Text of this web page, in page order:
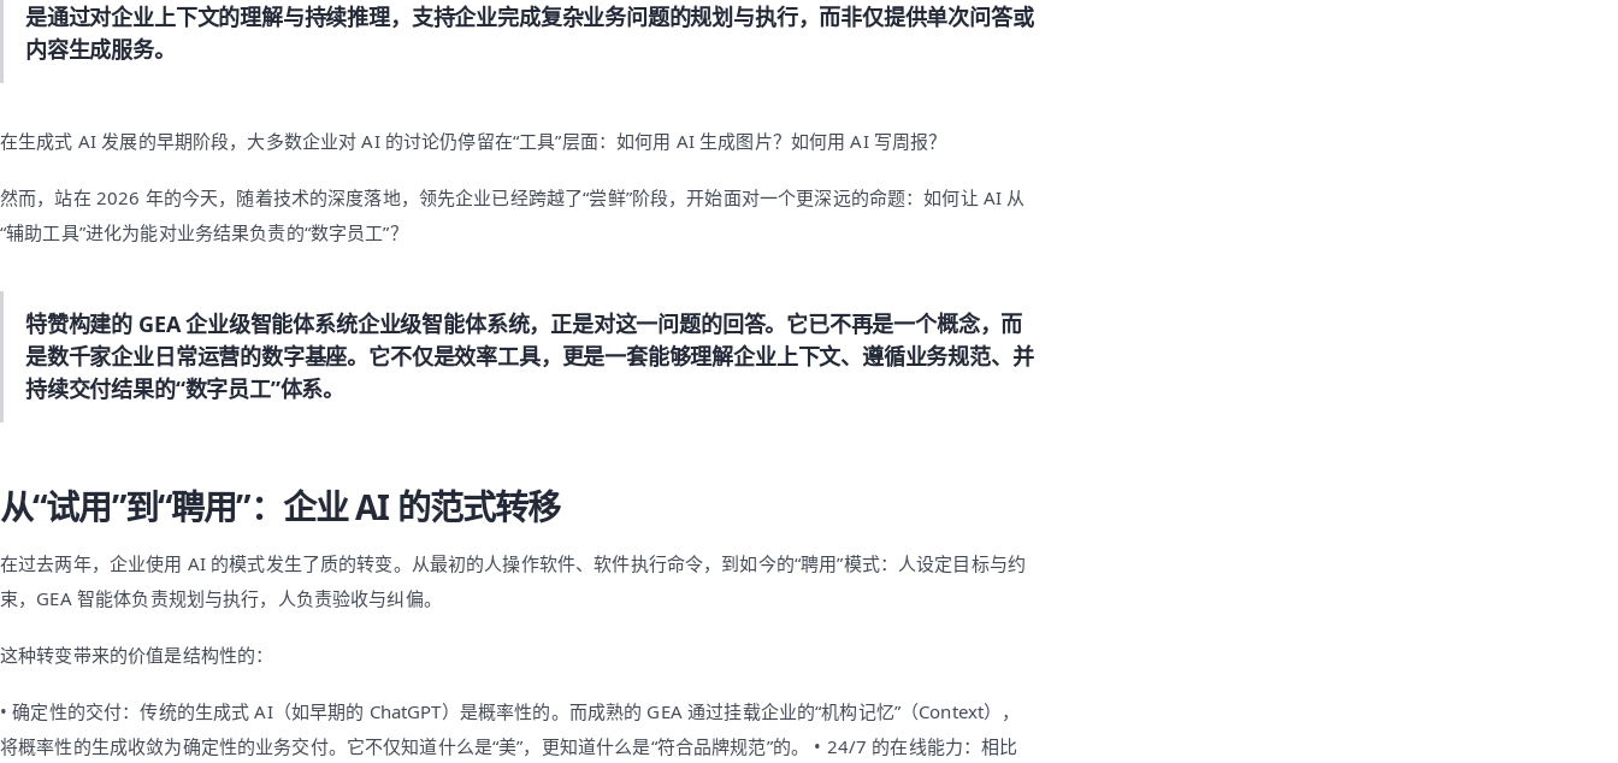
是通过对企业上下文的理解与持续推理，支持企业完成复杂业务问题的规划与执行，而非仅提供单次问答或
内容生成服务。
在生成式 AI 发展的早期阶段，大多数企业对 AI 的讨论仍停留在“工具”层面：如何用 AI 生成图片？如何用 AI 写周报？
然而，站在 2026 年的今天，随着技术的深度落地，领先企业已经跨越了“尝鲜”阶段，开始面对一个更深远的命题：如何让 AI 从
“辅助工具”进化为能对业务结果负责的“数字员工”？
特赞构建的 GEA 企业级智能体系统企业级智能体系统，正是对这一问题的回答。它已不再是一个概念，而
是数千家企业日常运营的数字基座。它不仅是效率工具，更是一套能够理解企业上下文、遵循业务规范、并
持续交付结果的“数字员工”体系。
从“试用”到“聘用”：企业 AI 的范式转移
在过去两年，企业使用 AI 的模式发生了质的转变。从最初的人操作软件、软件执行命令，到如今的“聘用”模式：人设定目标与约
束，GEA 智能体负责规划与执行，人负责验收与纠偏。
这种转变带来的价值是结构性的：
• 确定性的交付：传统的生成式 AI（如早期的 ChatGPT）是概率性的。而成熟的 GEA 通过挂载企业的“机构记忆”（Context），
将概率性的生成收敛为确定性的业务交付。它不仅知道什么是“美”，更知道什么是“符合品牌规范”的。 • 24/7 的在线能力：相比